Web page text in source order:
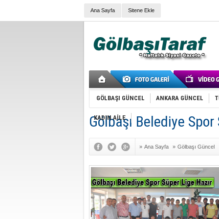
Ana Sayfa Sitene Ekle
GÖLBAŞI GÜNCEL ANKARA GÜNCEL
KADIN AİLE
Gölbaşı Belediye
» Ana Sayfa » Gölbaşı Güncel